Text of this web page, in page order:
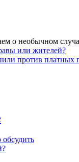
о необычном
или жителей?
против платных